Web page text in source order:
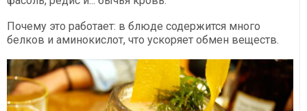
Почему это работает: в блюде содержится много
белков и аминокислот, что ускоряет обмен веществ.